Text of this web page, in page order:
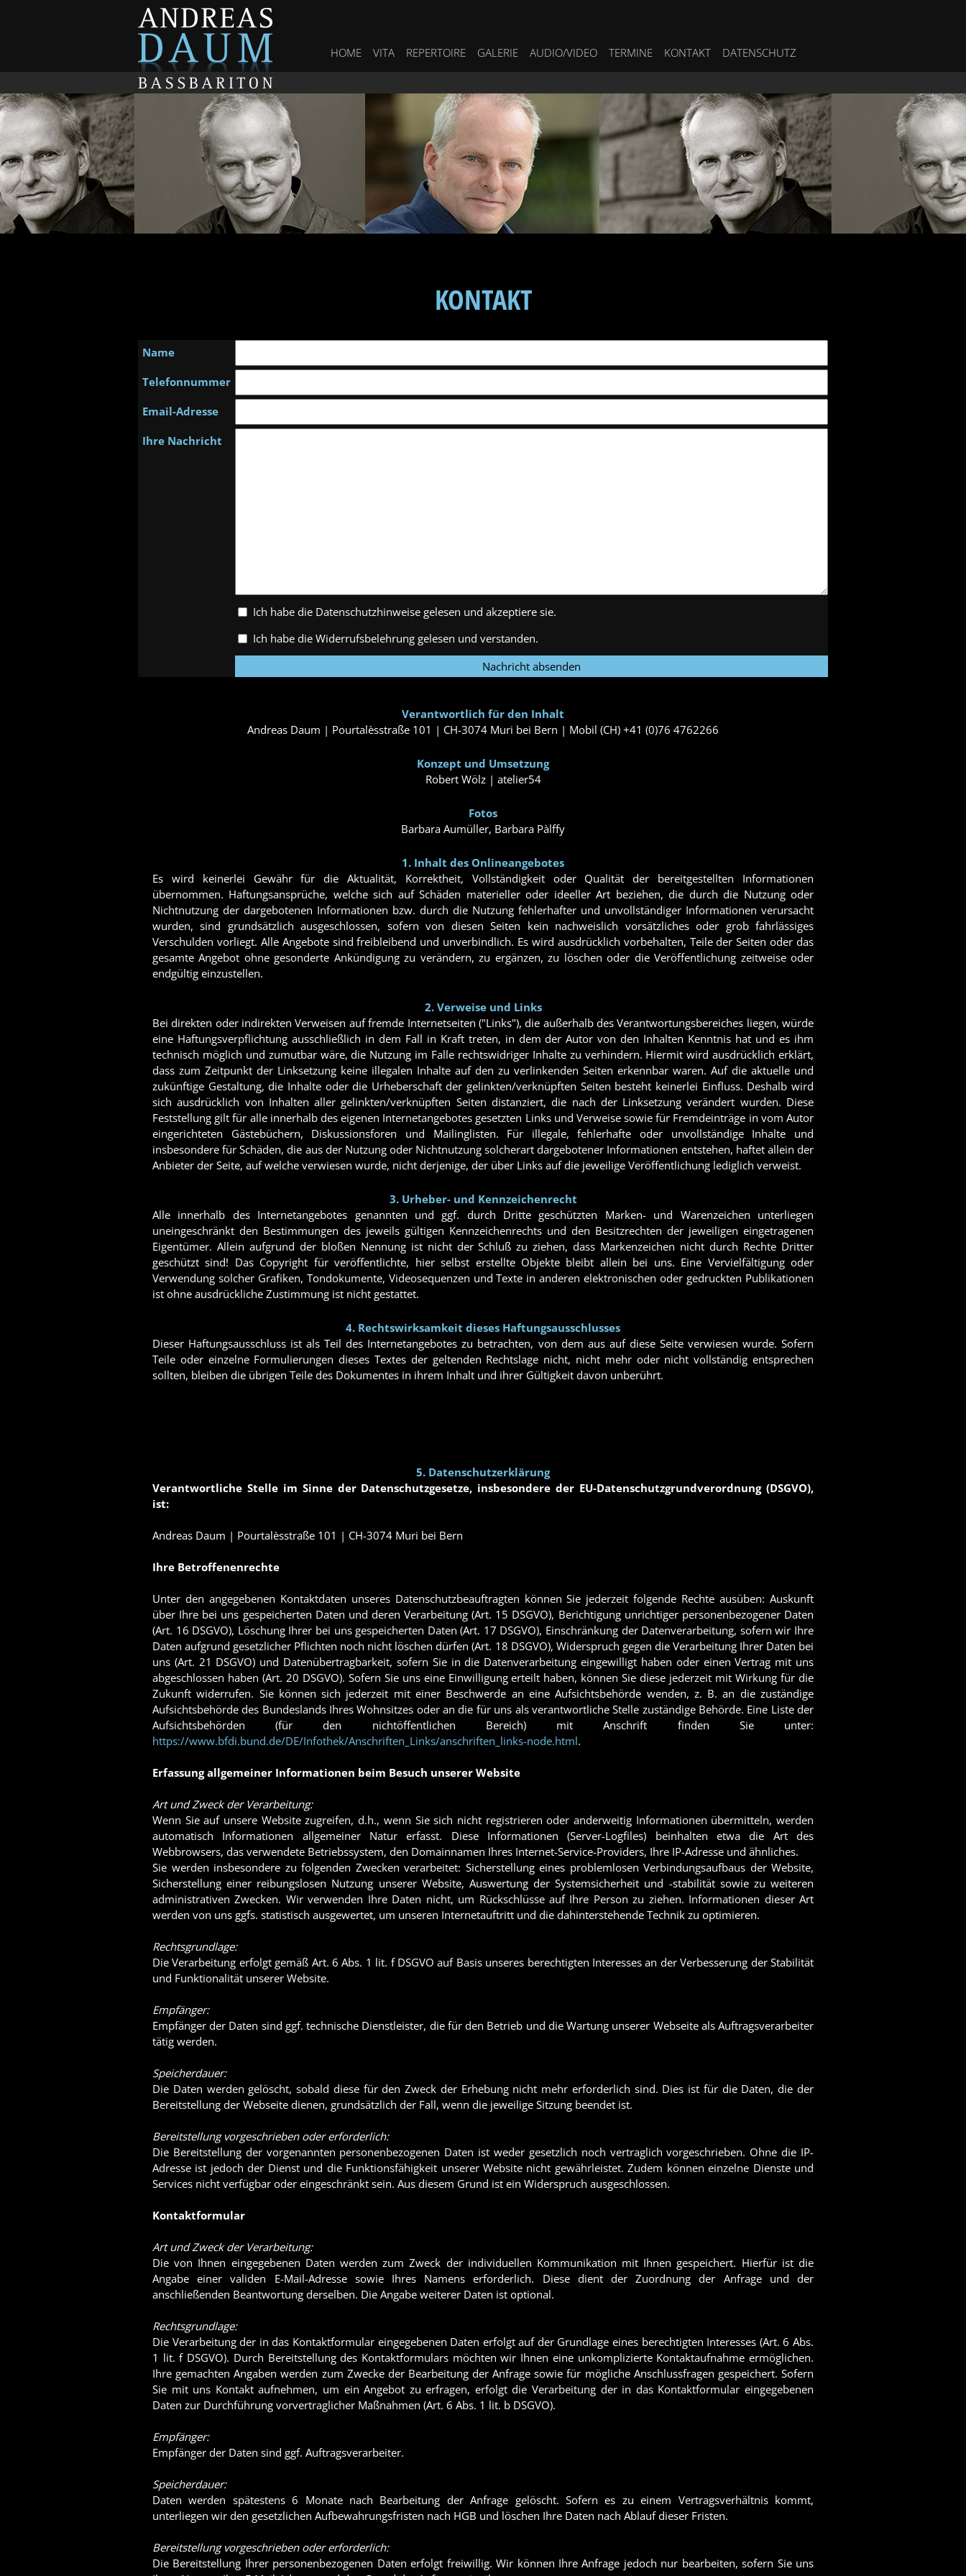
HOME VITA REPERTOIRE GALERIE AUDIO/VIDEO TERMINE KONTAKT DATENSCHUTZ
KONTAKT
Name
Telefonnummer
Email-Adresse
Ihre Nachricht
Ich habe die Datenschutzhinweise gelesen und akzeptiere sie.
Ich habe die Widerrufsbelehrung gelesen und verstanden.
Verantwortlich für den Inhalt
Andreas Daum | Pourtalèsstraße 101 | CH-3074 Muri bei Bern | Mobil (CH) +41 (0)76 4762266
Konzept und Umsetzung
Robert Wölz | atelier54
Fotos
Barbara Aumüller, Barbara Pàlffy
1. Inhalt des Onlineangebotes
Es wird keinerlei Gewähr für die Aktualität, Korrektheit, Vollständigkeit oder Qualität der bereitgestellten Informationen
übernommen. Haftungsansprüche, welche sich auf Schäden materieller oder ideeller Art beziehen, die durch die Nutzung oder
Nichtnutzung der dargebotenen Informationen bzw. durch die Nutzung fehlerhafter und unvollständiger Informationen verursacht
wurden, sind grundsätzlich ausgeschlossen, sofern von diesen Seiten kein nachweislich vorsätzliches oder grob fahrlässiges
Verschulden vorliegt. Alle Angebote sind freibleibend und unverbindlich. Es wird ausdrücklich vorbehalten, Teile der Seiten oder das
gesamte Angebot ohne gesonderte Ankündigung zu verändern, zu ergänzen, zu löschen oder die Veröffentlichung zeitweise oder
endgültig einzustellen.
2. Verweise und Links
Bei direkten oder indirekten Verweisen auf fremde Internetseiten ("Links"), die außerhalb des Verantwortungsbereiches liegen, würde
eine Haftungsverpflichtung ausschließlich in dem Fall in Kraft treten, in dem der Autor von den Inhalten Kenntnis hat und es ihm
technisch möglich und zumutbar wäre, die Nutzung im Falle rechtswidriger Inhalte zu verhindern. Hiermit wird ausdrücklich erklärt,
dass zum Zeitpunkt der Linksetzung keine illegalen Inhalte auf den zu verlinkenden Seiten erkennbar waren. Auf die aktuelle und
zukünftige Gestaltung, die Inhalte oder die Urheberschaft der gelinkten/verknüpften Seiten besteht keinerlei Einfluss. Deshalb wird
sich ausdrücklich von Inhalten aller gelinkten/verknüpften Seiten distanziert, die nach der Linksetzung verändert wurden. Diese
Feststellung gilt für alle innerhalb des eigenen Internetangebotes gesetzten Links und Verweise sowie für Fremdeinträge in vom Autor
eingerichteten Gästebüchern, Diskussionsforen und Mailinglisten. Für illegale, fehlerhafte oder unvollständige Inhalte und
insbesondere für Schäden, die aus der Nutzung oder Nichtnutzung solcherart dargebotener Informationen entstehen, haftet allein der
Anbieter der Seite, auf welche verwiesen wurde, nicht derjenige, der über Links auf die jeweilige Veröffentlichung lediglich verweist.
3. Urheber- und Kennzeichenrecht
Alle innerhalb des Internetangebotes genannten und ggf. durch Dritte geschützten Marken- und Warenzeichen unterliegen
uneingeschränkt den Bestimmungen des jeweils gültigen Kennzeichenrechts und den Besitzrechten der jeweiligen eingetragenen
Eigentümer. Allein aufgrund der bloßen Nennung ist nicht der Schluß zu ziehen, dass Markenzeichen nicht durch Rechte Dritter
geschützt sind! Das Copyright für veröffentlichte, hier selbst erstellte Objekte bleibt allein bei uns. Eine Vervielfältigung oder
Verwendung solcher Grafiken, Tondokumente, Videosequenzen und Texte in anderen elektronischen oder gedruckten Publikationen
ist ohne ausdrückliche Zustimmung ist nicht gestattet.
4. Rechtswirksamkeit dieses Haftungsausschlusses
Dieser Haftungsausschluss ist als Teil des Internetangebotes zu betrachten, von dem aus auf diese Seite verwiesen wurde. Sofern
Teile oder einzelne Formulierungen dieses Textes der geltenden Rechtslage nicht, nicht mehr oder nicht vollständig entsprechen
sollten, bleiben die übrigen Teile des Dokumentes in ihrem Inhalt und ihrer Gültigkeit davon unberührt.
5. Datenschutzerklärung
Verantwortliche Stelle im Sinne der Datenschutzgesetze, insbesondere der EU-Datenschutzgrundverordnung (DSGVO),
ist:
Andreas Daum | Pourtalèsstraße 101 | CH-3074 Muri bei Bern
Ihre Betroffenenrechte
Unter den angegebenen Kontaktdaten unseres Datenschutzbeauftragten können Sie jederzeit folgende Rechte ausüben: Auskunft
über Ihre bei uns gespeicherten Daten und deren Verarbeitung (Art. 15 DSGVO), Berichtigung unrichtiger personenbezogener Daten
(Art. 16 DSGVO), Löschung Ihrer bei uns gespeicherten Daten (Art. 17 DSGVO), Einschränkung der Datenverarbeitung, sofern wir Ihre
Daten aufgrund gesetzlicher Pflichten noch nicht löschen dürfen (Art. 18 DSGVO), Widerspruch gegen die Verarbeitung Ihrer Daten bei
uns (Art. 21 DSGVO) und Datenübertragbarkeit, sofern Sie in die Datenverarbeitung eingewilligt haben oder einen Vertrag mit uns
abgeschlossen haben (Art. 20 DSGVO). Sofern Sie uns eine Einwilligung erteilt haben, können Sie diese jederzeit mit Wirkung für die
Zukunft widerrufen. Sie können sich jederzeit mit einer Beschwerde an eine Aufsichtsbehörde wenden, z. B. an die zuständige
Aufsichtsbehörde des Bundeslands Ihres Wohnsitzes oder an die für uns als verantwortliche Stelle zuständige Behörde. Eine Liste der
Aufsichtsbehörden (für den nichtöffentlichen Bereich) mit Anschrift finden Sie unter:
https://www.bfdi.bund.de/DE/Infothek/Anschriften_Links/anschriften_links-node.html.
Erfassung allgemeiner Informationen beim Besuch unserer Website
Art und Zweck der Verarbeitung:
Wenn Sie auf unsere Website zugreifen, d.h., wenn Sie sich nicht registrieren oder anderweitig Informationen übermitteln, werden
automatisch Informationen allgemeiner Natur erfasst. Diese Informationen (Server-Logfiles) beinhalten etwa die Art des
Webbrowsers, das verwendete Betriebssystem, den Domainnamen Ihres Internet-Service-Providers, Ihre IP-Adresse und ähnliches.
Sie werden insbesondere zu folgenden Zwecken verarbeitet: Sicherstellung eines problemlosen Verbindungsaufbaus der Website,
Sicherstellung einer reibungslosen Nutzung unserer Website, Auswertung der Systemsicherheit und -stabilität sowie zu weiteren
administrativen Zwecken. Wir verwenden Ihre Daten nicht, um Rückschlüsse auf Ihre Person zu ziehen. Informationen dieser Art
werden von uns ggfs. statistisch ausgewertet, um unseren Internetauftritt und die dahinterstehende Technik zu optimieren.
Rechtsgrundlage:
Die Verarbeitung erfolgt gemäß Art. 6 Abs. 1 lit. f DSGVO auf Basis unseres berechtigten Interesses an der Verbesserung der Stabilität
und Funktionalität unserer Website.
Empfänger:
Empfänger der Daten sind ggf. technische Dienstleister, die für den Betrieb und die Wartung unserer Webseite als Auftragsverarbeiter
tätig werden.
Speicherdauer:
Die Daten werden gelöscht, sobald diese für den Zweck der Erhebung nicht mehr erforderlich sind. Dies ist für die Daten, die der
Bereitstellung der Webseite dienen, grundsätzlich der Fall, wenn die jeweilige Sitzung beendet ist.
Bereitstellung vorgeschrieben oder erforderlich:
Die Bereitstellung der vorgenannten personenbezogenen Daten ist weder gesetzlich noch vertraglich vorgeschrieben. Ohne die IP-
Adresse ist jedoch der Dienst und die Funktionsfähigkeit unserer Website nicht gewährleistet. Zudem können einzelne Dienste und
Services nicht verfügbar oder eingeschränkt sein. Aus diesem Grund ist ein Widerspruch ausgeschlossen.
Kontaktformular
Art und Zweck der Verarbeitung:
Die von Ihnen eingegebenen Daten werden zum Zweck der individuellen Kommunikation mit Ihnen gespeichert. Hierfür ist die
Angabe einer validen E-Mail-Adresse sowie Ihres Namens erforderlich. Diese dient der Zuordnung der Anfrage und der
anschließenden Beantwortung derselben. Die Angabe weiterer Daten ist optional.
Rechtsgrundlage:
Die Verarbeitung der in das Kontaktformular eingegebenen Daten erfolgt auf der Grundlage eines berechtigten Interesses (Art. 6 Abs.
1 lit. f DSGVO). Durch Bereitstellung des Kontaktformulars möchten wir Ihnen eine unkomplizierte Kontaktaufnahme ermöglichen.
Ihre gemachten Angaben werden zum Zwecke der Bearbeitung der Anfrage sowie für mögliche Anschlussfragen gespeichert. Sofern
Sie mit uns Kontakt aufnehmen, um ein Angebot zu erfragen, erfolgt die Verarbeitung der in das Kontaktformular eingegebenen
Daten zur Durchführung vorvertraglicher Maßnahmen (Art. 6 Abs. 1 lit. b DSGVO).
Empfänger:
Empfänger der Daten sind ggf. Auftragsverarbeiter.
Speicherdauer:
Daten werden spätestens 6 Monate nach Bearbeitung der Anfrage gelöscht. Sofern es zu einem Vertragsverhältnis kommt,
unterliegen wir den gesetzlichen Aufbewahrungsfristen nach HGB und löschen Ihre Daten nach Ablauf dieser Fristen.
Bereitstellung vorgeschrieben oder erforderlich:
Die Bereitstellung Ihrer personenbezogenen Daten erfolgt freiwillig. Wir können Ihre Anfrage jedoch nur bearbeiten, sofern Sie uns